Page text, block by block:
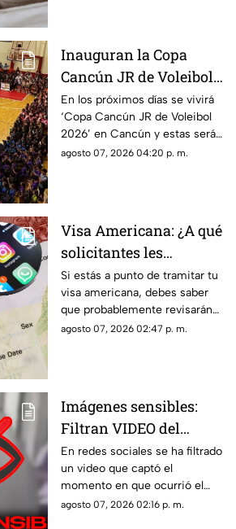
Inauguran la Copa
Cancún JR de Voleibol
2026 en Cancún; aquí
las fechas, categorías y
premios
En los próximos días se vivirá
‘Copa Cancún JR de Voleibol
2026’ en Cancún y estas serán
las fechas, las categorías y los
agosto 07, 2026 04:20 p. m.
Visa Americana: ¿A qué
solicitantes les
revisarán las redes
sociales para su
proceso?
Si estás a punto de tramitar tu
visa americana, debes saber
que probablemente revisarán
tus redes sociales, así que te
agosto 07, 2026 02:47 p. m.
Imágenes sensibles:
Filtran VIDEO del
t1r0t30 de en escuela
que dejó a 7 mu3rt0s y
más de 30 h3r1d0s; así
ocurrió la m4s4cr3
En redes sociales se ha filtrado
un video que captó el
momento en que ocurrió el
tiroteo que dejó a 7 muertos y
agosto 07, 2026 02:16 p. m.